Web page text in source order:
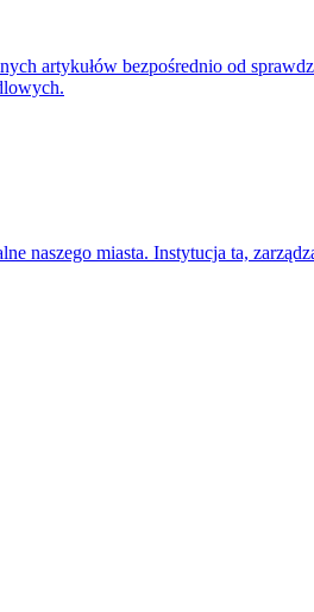
artykułów bezpośrednio od
naszego miasta. Instytucja ta,